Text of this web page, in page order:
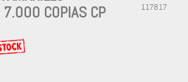
COPIAS CP
117817